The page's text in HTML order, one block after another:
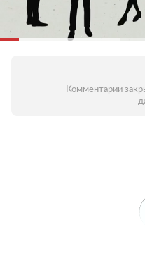
Комментарии